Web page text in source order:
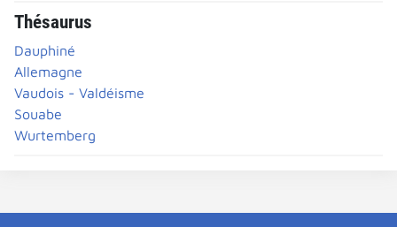
Thésaurus
Dauphiné
Allemagne
Vaudois - Valdéisme
Souabe
Wurtemberg